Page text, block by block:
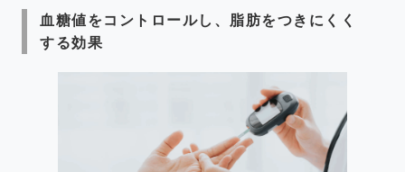
血糖値をコントロールし、脂肪をつきにくく
する効果